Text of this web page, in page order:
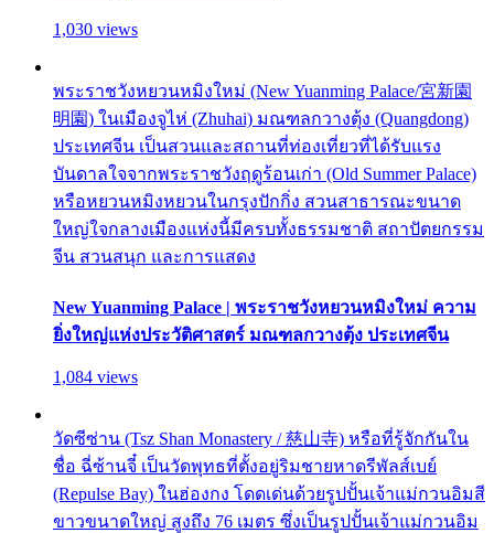
1,030 views
พระราชวังหยวนหมิงใหม่ (New Yuanming Palace/宮新園
明園) ในเมืองจูไห่ (Zhuhai) มณฑลกวางตุ้ง (Quangdong)
ประเทศจีน เป็นสวนและสถานที่ท่องเที่ยวที่ได้รับแรง
บันดาลใจจากพระราชวังฤดูร้อนเก่า (Old Summer Palace)
หรือหยวนหมิงหยวนในกรุงปักกิ่ง สวนสาธารณะขนาด
ใหญ่ใจกลางเมืองแห่งนี้มีครบทั้งธรรมชาติ สถาปัตยกรรม
จีน สวนสนุก และการแสดง
New Yuanming Palace | พระราชวังหยวนหมิงใหม่ ความ
ยิ่งใหญ่แห่งประวัติศาสตร์ มณฑลกวางตุ้ง ประเทศจีน
1,084 views
วัดซีซ่าน (Tsz Shan Monastery / 慈山寺) หรือที่รู้จักกันใน
ชื่อ ฉี่ซ้านจี๋ เป็นวัดพุทธที่ตั้งอยู่ริมชายหาดรีพัลส์เบย์
(Repulse Bay) ในฮ่องกง โดดเด่นด้วยรูปปั้นเจ้าแม่กวนอิมสี
ขาวขนาดใหญ่ สูงถึง 76 เมตร ซึ่งเป็นรูปปั้นเจ้าแม่กวนอิม